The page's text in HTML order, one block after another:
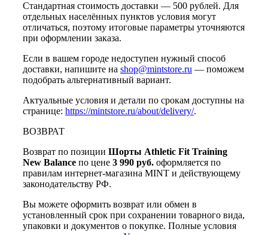
Стандартная стоимость доставки — 500 рублей. Для
отдельных населённых пунктов условия могут
отличаться, поэтому итоговые параметры уточняются
при оформлении заказа.
Если в вашем городе недоступен нужный способ
доставки, напишите на shop@mintstore.ru — поможем
подобрать альтернативный вариант.
Актуальные условия и детали по срокам доступны на
странице: https://mintstore.ru/about/delivery/.
ВОЗВРАТ
Возврат по позиции Шорты Athletic Fit Training
New Balance по цене 3 990 руб. оформляется по
правилам интернет-магазина MINT и действующему
законодательству РФ.
Вы можете оформить возврат или обмен в
установленный срок при сохранении товарного вида,
упаковки и документов о покупке. Полные условия